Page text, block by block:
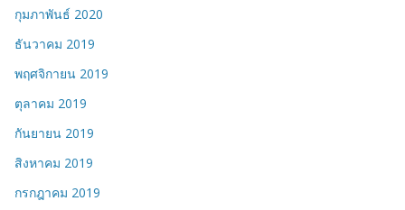
กุมภาพันธ์ 2020
ธันวาคม 2019
พฤศจิกายน 2019
ตุลาคม 2019
กันยายน 2019
สิงหาคม 2019
กรกฎาคม 2019